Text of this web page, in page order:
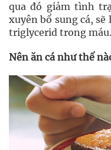
qua đó giảm tình
xuyên bổ sung cá,
triglycerid trong máu.
Nên ăn cá như thế